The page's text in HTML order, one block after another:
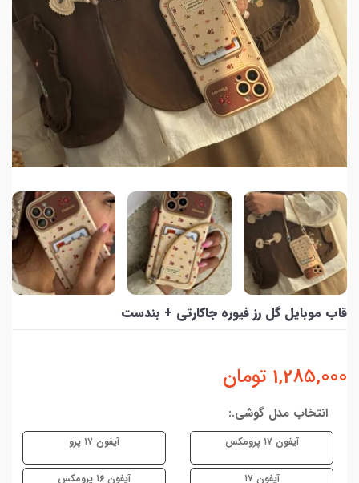
قاب موبایل گل رز فیوره جاکارتی + بندست
1,285,000 تومان
انتخاب مدل گوشی.:
آیفون ۱۷ پرومکس آیفون ۱۷ پرو
آیفون ۱۷ آیفون ۱۶ پرومکس